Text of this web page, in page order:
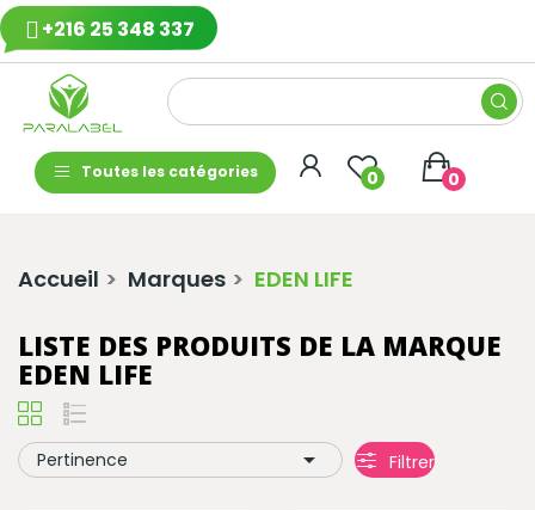
+216 25 348 337
Toutes les catégories 0 0
Accueil Marques EDEN LIFE
LISTE DES PRODUITS DE LA MARQUE
EDEN LIFE
Pertinence  Filtrer